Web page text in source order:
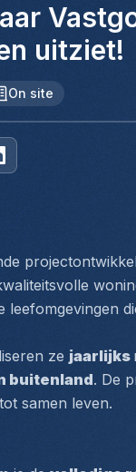
uitziet!
On site
leefomgevingen
ze jaarlijks
buitenland. De
samen leven.